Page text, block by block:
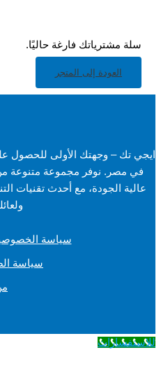
سلة مشترياتك فارغة حاليًا.
العودة إلى المتجر
ايجي تك – وجهتك الأولى للحصول
في مصر. نوفر مجموعة متنوعة من
عالية الجودة، مع أحدث تقنيات
سياسة
سياسة
للاستفسارات